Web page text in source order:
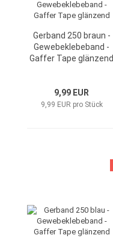
Gerband 250 braun -
Gewebeklebeband -
Gaffer Tape glänzend
9,99 EUR
9,99 EUR pro Stück